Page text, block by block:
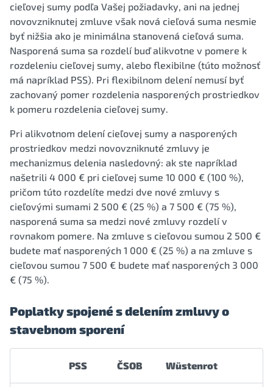
cieľovej sumy podľa Vašej požiadavky, ani na jednej
novovzniknutej zmluve však nová cieľová suma nesmie
byť nižšia ako je minimálna stanovená cieľová suma.
Nasporená suma sa rozdelí buď alikvotne v pomere k
rozdeleniu cieľovej sumy, alebo flexibilne (túto možnosť
má napríklad PSS). Pri flexibilnom delení nemusí byť
zachovaný pomer rozdelenia nasporených prostriedkov
k pomeru rozdelenia cieľovej sumy.
Pri alikvotnom delení cieľovej sumy a nasporených
prostriedkov medzi novovzniknuté zmluvy je
mechanizmus delenia nasledovný: ak ste napríklad
našetrili 4 000 € pri cieľovej sume 10 000 € (100 %),
pričom túto rozdelíte medzi dve nové zmluvy s
cieľovými sumami 2 500 € (25 %) a 7 500 € (75 %),
nasporená suma sa medzi nové zmluvy rozdelí v
rovnakom pomere. Na zmluve s cieľovou sumou 2 500 €
budete mať nasporených 1 000 € (25 %) a na zmluve s
cieľovou sumou 7 500 € budete mať nasporených 3 000
€ (75 %).
Poplatky spojené s delením zmluvy o
stavebnom sporení
PSS ČSOB Wüstenrot